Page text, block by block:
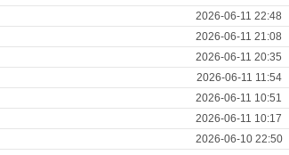
2026-06-11 22:48
2026-06-11 21:08
2026-06-11 20:35
2026-06-11 11:54
2026-06-11 10:51
2026-06-11 10:17
2026-06-10 22:50